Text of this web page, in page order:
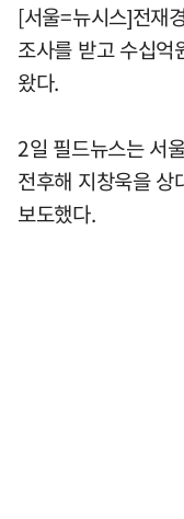
[서울=뉴시스]전재
조사를 받고 수십억
왔다.
2일 필드뉴스는 서
전후해 지창욱을 상
보도했다.